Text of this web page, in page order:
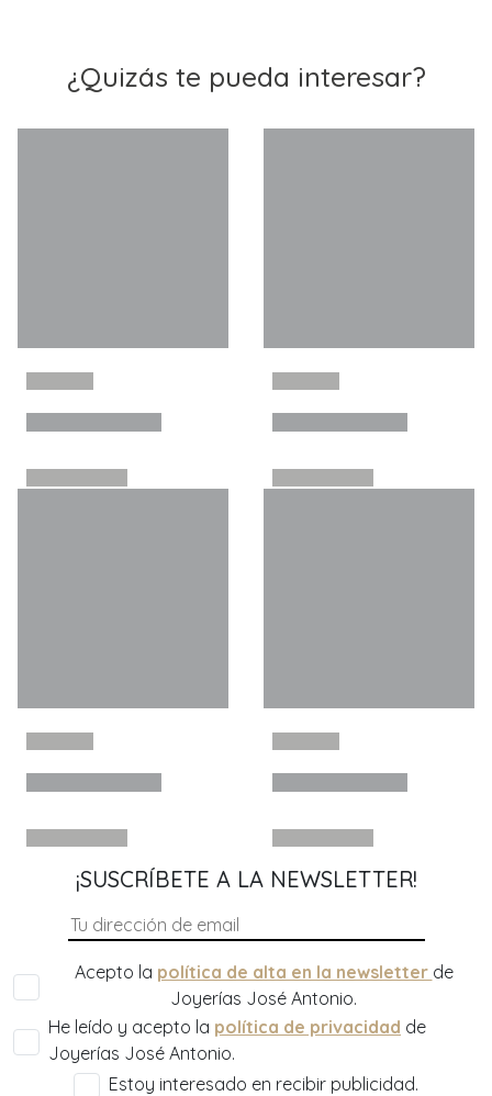
¿Quizás te pueda interesar?
¡SUSCRÍBETE A LA NEWSLETTER!
Acepto la política de alta en la newsletter de
Joyerías José Antonio.
He leído y acepto la política de privacidad de
Joyerías José Antonio.
Estoy interesado en recibir publicidad.